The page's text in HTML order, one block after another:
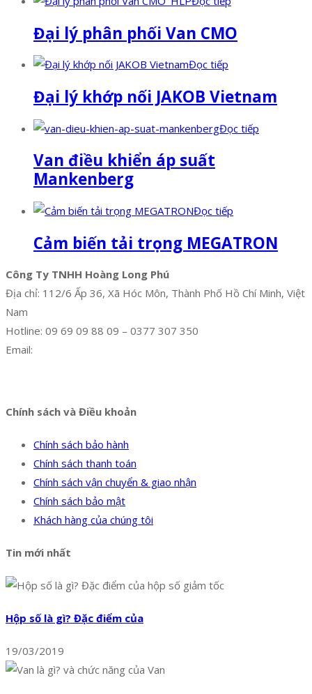
Đại lý phân phối Van CMO
Đọc tiếp
Đại lý khớp nối JAKOB Vietnam
Đọc tiếp
Van điều khiển áp suất
Mankenberg
Đọc tiếp
Cảm biến tải trọng MEGATRON
Công Ty TNHH Hoàng Long Phú
Địa chỉ: 112/6 Ấp 36, Xã Hóc Môn, Thành Phố Hồ Chí Minh, Việt
Nam
Hotline: 09 69 09 88 09 – 0377 307 350
Email:
Chính sách và Điều khoản
Chính sách bảo hành
Chính sách thanh toán
Chính sách vận chuyển & giao nhận
Chính sách bảo mật
Khách hàng của chúng tôi
Tin mới nhất
Hộp số là gì? Đặc điểm của
19/03/2019